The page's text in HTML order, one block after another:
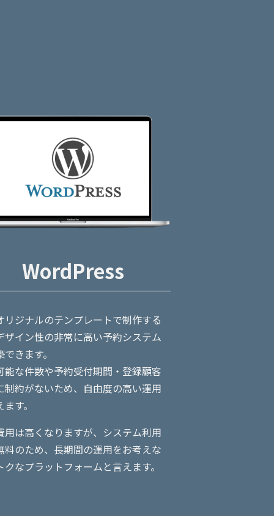
WordPress
リジナルのテンプレートで制作する
ザイン性の非常に高い予約システム
きます。
能な件数や予約受付期間・登録顧客
制約がないため、自由度の高い運用
す。
用は高くなりますが、システム利用
料のため、長期間の運用をお考えな
クなプラットフォームと言えます。